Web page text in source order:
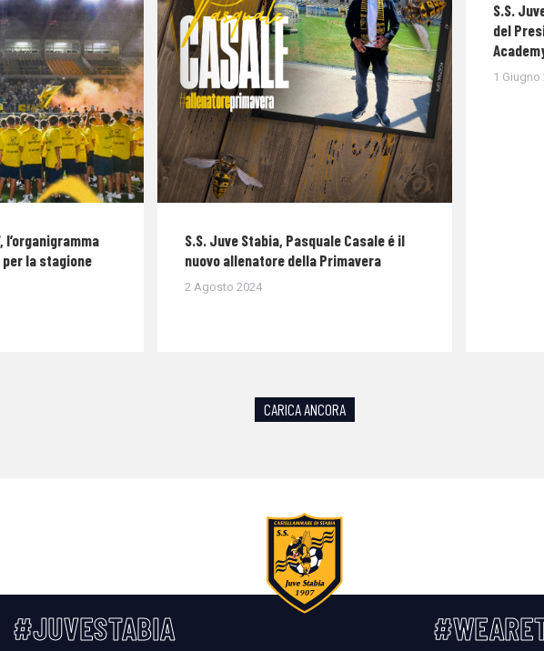
l’organigramma
la stagione
S.S. Juve Stabia, Pasquale Casale é il
nuovo allenatore della Primavera
2 Agosto 2024
S.S.
del
1 Giugno
CARICA ANCORA
#JUVESTABIA